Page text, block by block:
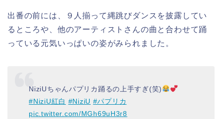
出番の前には、９人揃って縄跳びダンスを披露してい
るところや、他のアーティストさんの曲と合わせて踊
っている元気いっぱいの姿がみられました。
NiziUちゃんパプリカ踊るの上手すぎ(笑)
#NiziU紅白 #NiziU #パプリカ
pic.twitter.com/MGh69uH3r8